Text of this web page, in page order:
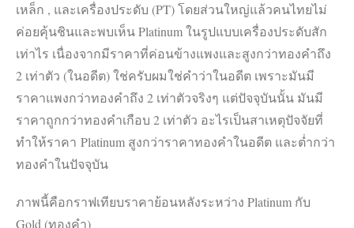
เหล็ก , และเครื่องประดับ (PT) โดยส่วนใหญ่แล้วคนไทยไม่
ค่อยคุ้นชินและพบเห็น Platinum ในรูปแบบเครื่องประดับสัก
เท่าไร เนื่องจากมีราคาที่ค่อนข้างแพงและสูงกว่าทองคำถึง
2 เท่าตัว (ในอดีต) ใช่ครับผมใช่คำว่าในอดีต เพราะมันมี
ราคาแพงกว่าทองคำถึง 2 เท่าตัวจริงๆ แต่ปัจจุบันนั้น มันมี
ราคาถูกกว่าทองคำเกือบ 2 เท่าตัว อะไรเป็นสาเหตุปัจจัยที่
ทำให้ราคา Platinum สูงกว่าราคาทองคำในอดีต และต่ำกว่า
ทองคำในปัจจุบัน
ภาพนี้คือกราฟเทียบราคาย้อนหลังระหว่าง Platinum กับ
Gold (ทองคำ)